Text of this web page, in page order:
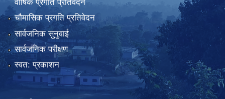
वार्षिक प्रगति प्रतिवेदन
चौमासिक प्रगति प्रतिवेदन
सार्वजनिक सुनुवाई
सार्वजनिक परीक्षण
स्वत: प्रकाशन